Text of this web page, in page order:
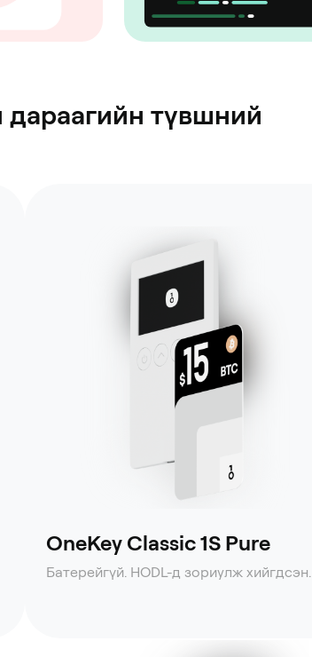
дараагийн түвшний
OneKey Classic 1S Pure
Батерейгүй. HODL-д зориулж хийгдсэн.